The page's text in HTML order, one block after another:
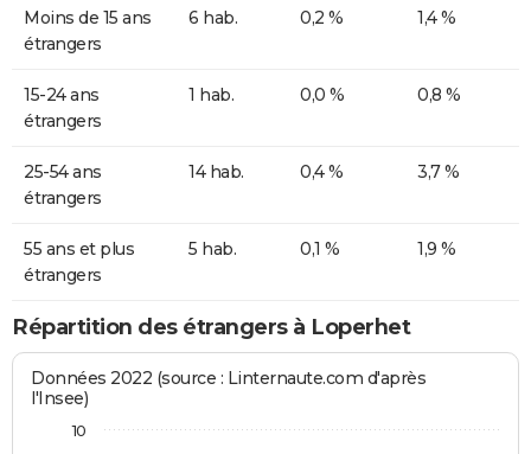
Moins de 15 ans
étrangers
6 hab. 0,2 % 1,4 %
15-24 ans
étrangers
1 hab. 0,0 % 0,8 %
25-54 ans
étrangers
14 hab. 0,4 % 3,7 %
55 ans et plus
étrangers
5 hab. 0,1 % 1,9 %
Répartition des étrangers à Loperhet
Données 2022 (source : Linternaute.com d'après
l'Insee)
10